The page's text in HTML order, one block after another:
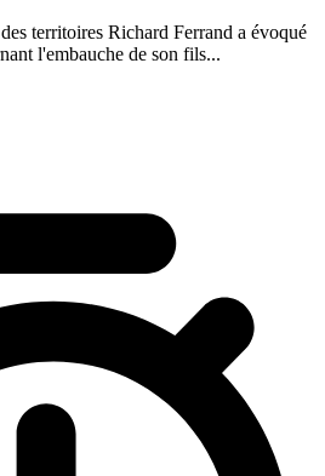
territoires Richard Ferrand a évoqué
l'embauche de son fils...